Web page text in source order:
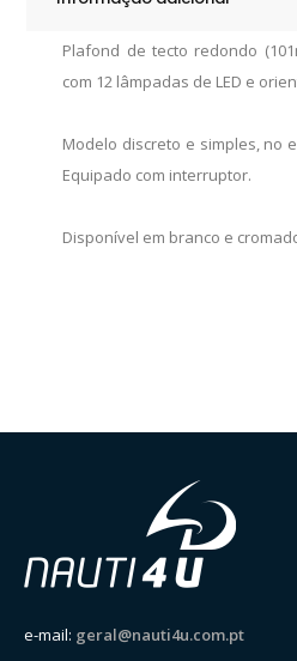
Plafond de tecto redondo
com 12 lâmpadas de LED e
Modelo discreto e simples, no
Equipado com interruptor.
Disponível em branco e
e-mail: geral@nauti4u.com.pt